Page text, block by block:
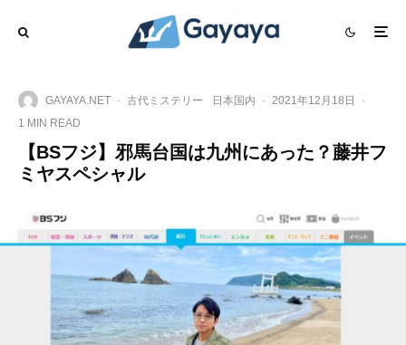
GAYAYA.NET · 古代ミステリー 日本国内 · 2021年12月18日
·
1 MIN READ
【BSフジ】邪馬台国は九州にあった？藤井フ
ミヤスペシャル